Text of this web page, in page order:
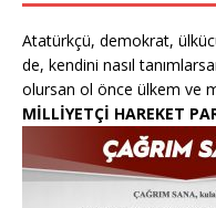
Atatürkçü, demokrat,
de, kendini nasıl
olursan ol önce ülkem ve
MİLLİYETÇİ HAREKET